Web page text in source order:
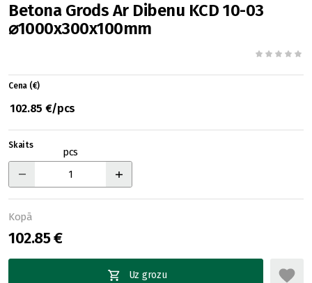
Betona Grods Ar Dibenu KCD 10-03
⌀1000x300x100mm
Cena (€)
102.85 €/pcs
Skaits
pcs
Kopā
102.85 €
Uz grozu